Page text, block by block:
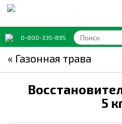
0-800-335-895
« Газонная трава
5